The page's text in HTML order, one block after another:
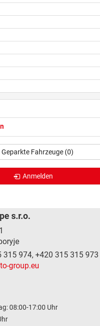
Geparkte Fahrzeuge (0)
Anmelden
s.r.o.
315 974, +420 315 315 973
group.eu
08:00-17:00 Uhr